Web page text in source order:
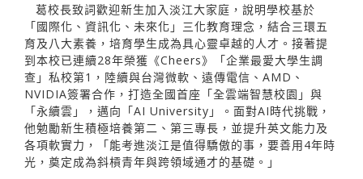
葛校長致詞歡迎新生加入淡江大家庭，說明學校基於
「國際化、資訊化、未來化」三化教育理念，結合三環五
育及八大素養，培育學生成為具心靈卓越的人才。接著提
到本校已連續28年榮獲《Cheers》「企業最愛大學生調
查」私校第1，陸續與台灣微軟、遠傳電信、AMD、
NVIDIA簽署合作，打造全國首座「全雲端智慧校園」與
「永續雲」，邁向「AI University」。面對AI時代挑戰，
他勉勵新生積極培養第二、第三專長，並提升英文能力及
各項軟實力，「能考進淡江是值得驕傲的事，要善用4年時
光，奠定成為斜槓青年與跨領域通才的基礎。」